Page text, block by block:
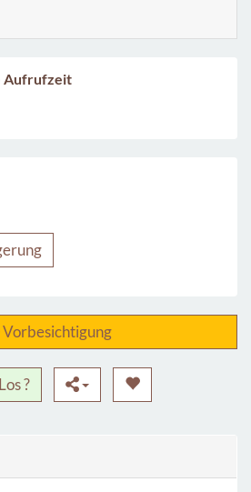
Aufrufzeit
Vorbesichtigung
?